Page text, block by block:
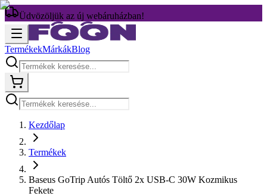
Üdvözöljük az új webáruházban!
TermékekMárkákBlog
Kezdőlap
Termékek
Baseus GoTrip Autós Töltő 2x USB-C 30W Kozmikus
Fekete